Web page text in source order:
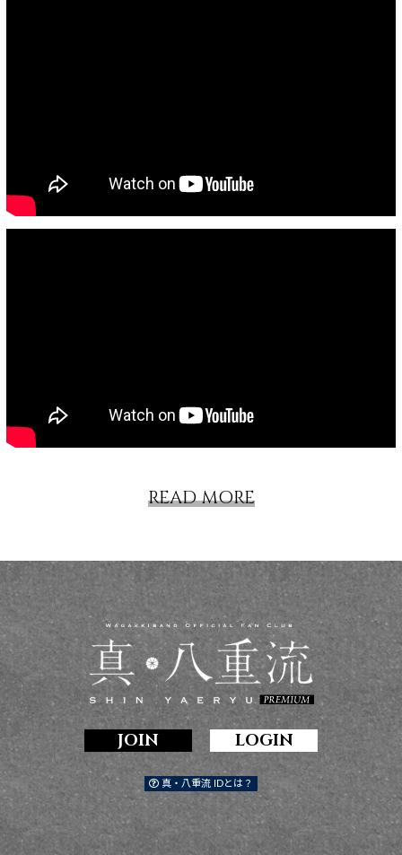
READ MORE
JOIN LOGIN
真・八重流 IDとは？